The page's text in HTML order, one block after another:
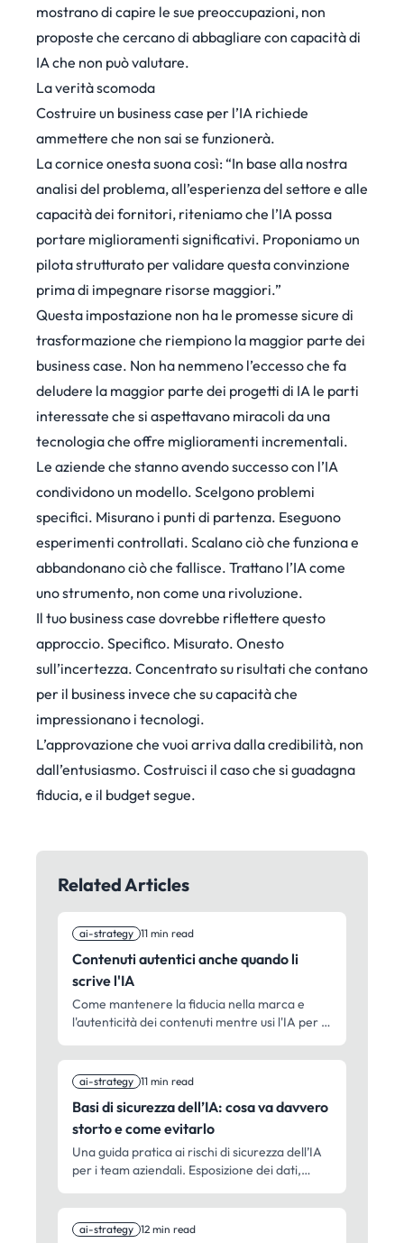
mostrano di capire le sue preoccupazioni, non
proposte che cercano di abbagliare con capacità di
IA che non può valutare.
La verità scomoda
Costruire un business case per l’IA richiede
ammettere che non sai se funzionerà.
La cornice onesta suona così: “In base alla nostra
analisi del problema, all’esperienza del settore e alle
capacità dei fornitori, riteniamo che l’IA possa
portare miglioramenti significativi. Proponiamo un
pilota strutturato per validare questa convinzione
prima di impegnare risorse maggiori.”
Questa impostazione non ha le promesse sicure di
trasformazione che riempiono la maggior parte dei
business case. Non ha nemmeno l’eccesso che fa
deludere la maggior parte dei progetti di IA le parti
interessate che si aspettavano miracoli da una
tecnologia che offre miglioramenti incrementali.
Le aziende che stanno avendo successo con l’IA
condividono un modello. Scelgono problemi
specifici. Misurano i punti di partenza. Eseguono
esperimenti controllati. Scalano ciò che funziona e
abbandonano ciò che fallisce. Trattano l’IA come
uno strumento, non come una rivoluzione.
Il tuo business case dovrebbe riflettere questo
approccio. Specifico. Misurato. Onesto
sull’incertezza. Concentrato su risultati che contano
per il business invece che su capacità che
impressionano i tecnologi.
L’approvazione che vuoi arriva dalla credibilità, non
dall’entusiasmo. Costruisci il caso che si guadagna
fiducia, e il budget segue.
Related Articles
ai-strategy 11 min read
Contenuti autentici anche quando li
scrive l'IA
Come mantenere la fiducia nella marca e
l'autenticità dei contenuti mentre usi l'IA per il
supervisione umana, preservazione della voce
e controllo qualità.
ai-strategy 11 min read
Basi di sicurezza dell’IA: cosa va davvero
storto e come evitarlo
Una guida pratica ai rischi di sicurezza dell’IA
per i team aziendali. Esposizione dei dati,
le differenze reali tra sicurezza personale ed
enterprise.
ai-strategy 12 min read